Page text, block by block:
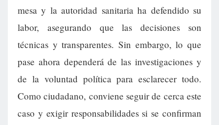
mesa y la autoridad sanitaria ha defendido su
labor, asegurando que las decisiones son
técnicas y transparentes. Sin embargo, lo que
pase ahora dependerá de las investigaciones y
de la voluntad política para esclarecer todo.
Como ciudadano, conviene seguir de cerca este
caso y exigir responsabilidades si se confirman